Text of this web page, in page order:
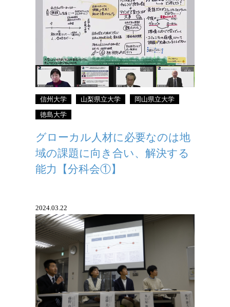
グローカル人材に必要なのは地域の課題
に向き合い、解決する能力
信州大学 山梨県立大学 岡山県立大学
徳島大学
グローカル人材に必要なのは地
域の課題に向き合い、解決する
能力【分科会①】
2024.03.22